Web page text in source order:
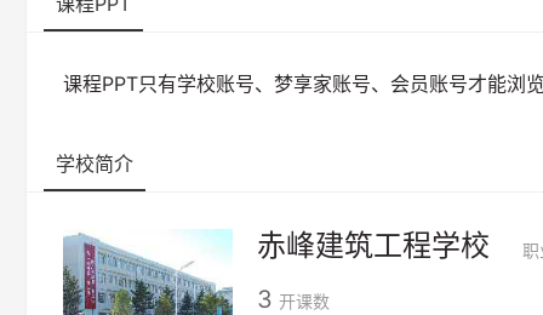
课程PPT只有学校账号、梦享家账号、会员账号才能浏
学校简介
赤峰建筑工程学校 职
3 开课数